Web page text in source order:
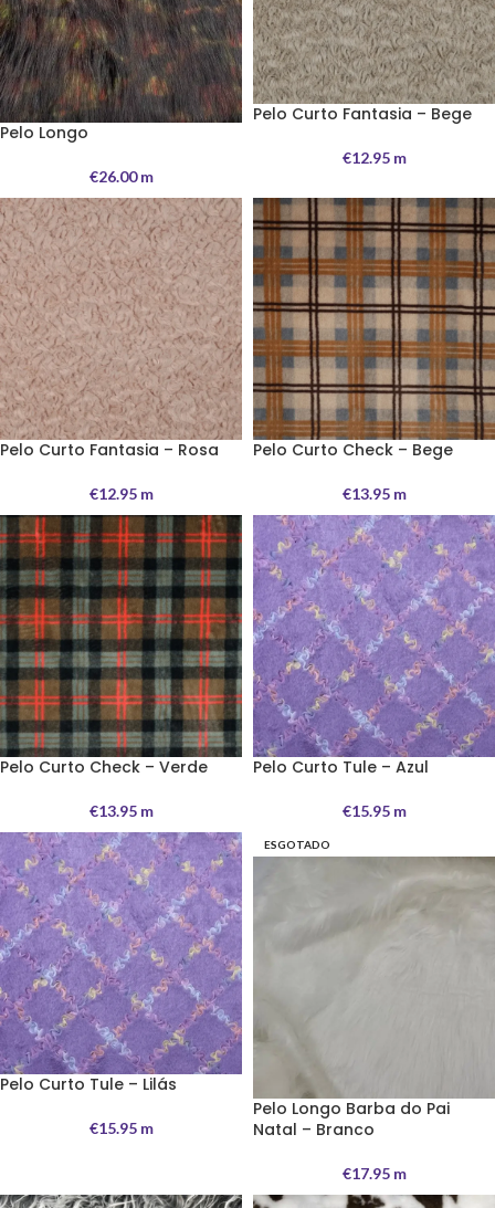
Pelo Longo
€26.00m
Pelo Curto Fantasia – Bege
€12.95m
Pelo Curto Fantasia – Rosa
€12.95m
Pelo Curto Check – Bege
€13.95m
Pelo Curto Check – Verde
€13.95m
Pelo Curto Tule – Azul
€15.95m
Pelo Curto Tule – Lilás
€15.95m
ESGOTADO
Pelo Longo Barba do Pai
Natal – Branco
€17.95m